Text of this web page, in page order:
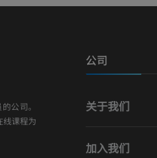
公司。
线课程为
公司
关于我们
加入我们